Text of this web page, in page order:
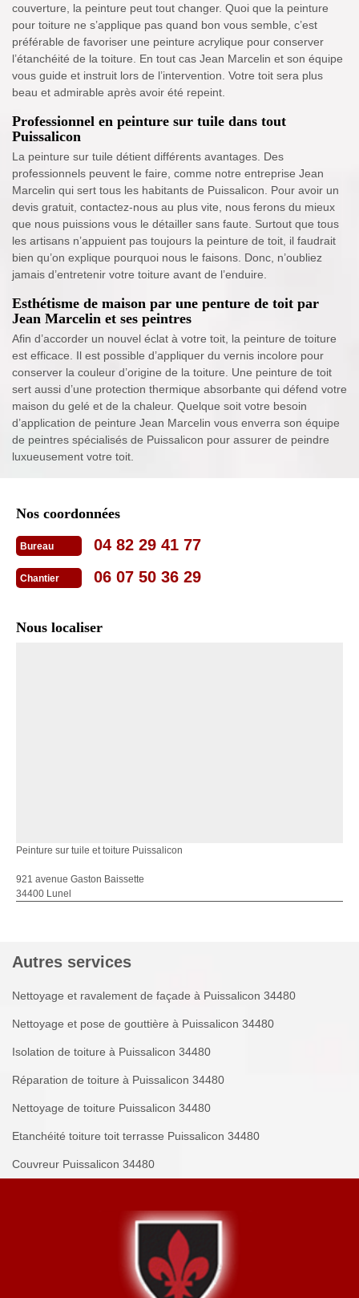
couverture, la peinture peut tout changer. Quoi que la peinture
pour toiture ne s’applique pas quand bon vous semble, c’est
préférable de favoriser une peinture acrylique pour conserver
l’étanchéité de la toiture. En tout cas Jean Marcelin et son équipe
vous guide et instruit lors de l’intervention. Votre toit sera plus
beau et admirable après avoir été repeint.
Professionnel en peinture sur tuile dans tout
Puissalicon
La peinture sur tuile détient différents avantages. Des
professionnels peuvent le faire, comme notre entreprise Jean
Marcelin qui sert tous les habitants de Puissalicon. Pour avoir un
devis gratuit, contactez-nous au plus vite, nous ferons du mieux
que nous puissions vous le détailler sans faute. Surtout que tous
les artisans n’appuient pas toujours la peinture de toit, il faudrait
bien qu’on explique pourquoi nous le faisons. Donc, n’oubliez
jamais d’entretenir votre toiture avant de l’enduire.
Esthétisme de maison par une penture de toit par
Jean Marcelin et ses peintres
Afin d’accorder un nouvel éclat à votre toit, la peinture de toiture
est efficace. Il est possible d’appliquer du vernis incolore pour
conserver la couleur d’origine de la toiture. Une peinture de toit
sert aussi d’une protection thermique absorbante qui défend votre
maison du gelé et de la chaleur. Quelque soit votre besoin
d’application de peinture Jean Marcelin vous enverra son équipe
de peintres spécialisés de Puissalicon pour assurer de peindre
luxueusement votre toit.
Nos coordonnées
Bureau 04 82 29 41 77
Chantier 06 07 50 36 29
Nous localiser
Peinture sur tuile et toiture Puissalicon
921 avenue Gaston Baissette
34400 Lunel
Autres services
Nettoyage et ravalement de façade à Puissalicon 34480
Nettoyage et pose de gouttière à Puissalicon 34480
Isolation de toiture à Puissalicon 34480
Réparation de toiture à Puissalicon 34480
Nettoyage de toiture Puissalicon 34480
Etanchéité toiture toit terrasse Puissalicon 34480
Couvreur Puissalicon 34480